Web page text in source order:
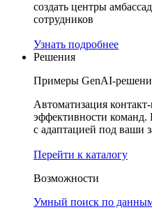
создать центры
сотрудников
Узнать подробнее
Решения
Примеры GenAI-
Автоматизация
эффективности команд.
с адаптацией под ваши
Перейти к каталогу
Возможности
Умный поиск по